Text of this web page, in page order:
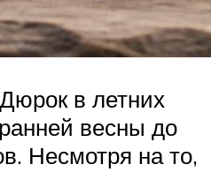
в летних
весны до
Несмотря на то,